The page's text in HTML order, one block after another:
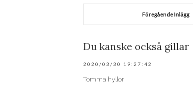
Föregående Inlägg
Du kanske också gillar
2020/03/30 19:27:42
Tomma hyllor